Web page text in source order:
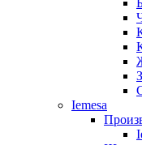
Iemesa